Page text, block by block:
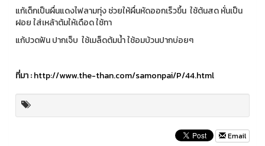
แก้เด็กเป็นผื่นแดงไฟลามทุ่ง ช่วยให้ผื่นหัดออกเร็วขึ้น ใช้ต้นสด หั่นเป็น
ฝอย ใส่เหล้าต้มให้เดือด ใช้ทา
แก้ปวดฟัน ปากเจ็บ ใช้เมล็ดต้มน้ำ ใช้อมบ้วนปากบ่อยๆ
ที่มา:http://www.the-than.com/samonpai/P/44.html
Email